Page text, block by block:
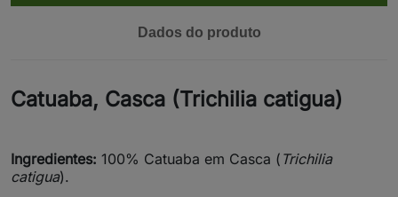
Dados do produto
Catuaba, Casca (Trichilia catigua)
Ingredientes: 100% Catuaba em Casca ( Trichilia
catigua).